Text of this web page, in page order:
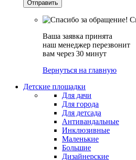
Ваша заявка принята
наш менеджер перезвонит
вам через 30 минут
Вернуться на главную
Детские площадки
Для дачи
Для города
Для детсада
Антивандальные
Инклюзивные
Маленькие
Большие
Дизайнерские